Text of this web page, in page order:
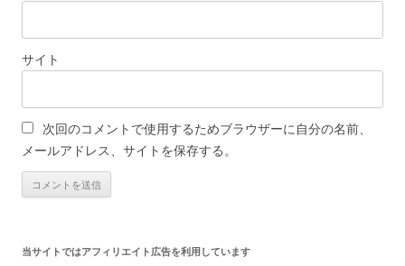
サイト
次回のコメントで使用するためブラウザーに自分の名前、
メールアドレス、サイトを保存する。
当サイトではアフィリエイト広告を利用しています